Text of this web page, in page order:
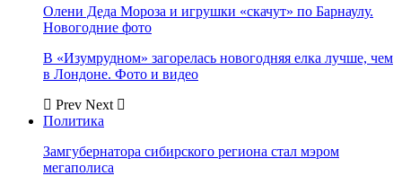
Олени Деда Мороза и игрушки «скачут» по Барнаулу.
Новогодние фото
В «Изумрудном» загорелась новогодняя елка лучше, чем
в Лондоне. Фото и видео
Prev Next
Политика
Замгубернатора сибирского региона стал мэром
мегаполиса